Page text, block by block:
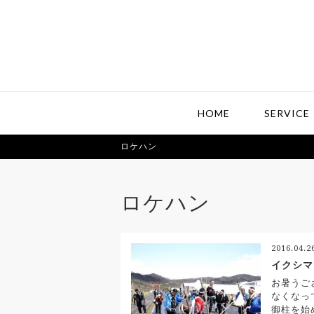
HOME SERVICE
ロケハン
ロケハン
イクシ
お暑うご
なくなっ
御柱を始